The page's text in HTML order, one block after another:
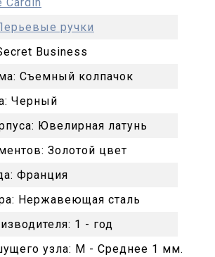
Cardin
ручки
Business
Съемный колпачок
Черный
Ювелирная латунь
Золотой цвет
Франция
Нержавеющая сталь
1 - год
узла: M - Среднее 1 мм.